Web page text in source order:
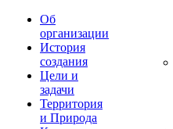
Об
организации
История
создания
Цели и
задачи
Территория
и Природа